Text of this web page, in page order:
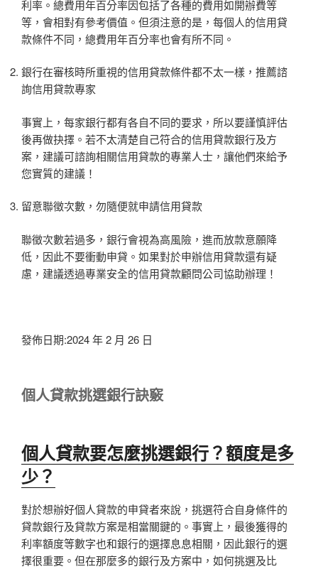
利率。總費用年百分率因包括了各種的費用如開辦費等
等，會相對有參考價值。但須注意的是，每個人的信用貸
款條件不同，總費用年百分率也會有所不同。
銀行在審核時所重視的信用貸款條件都不太一樣，推薦諮
詢信用貸款專家
事實上，每家銀行都有各自不同的要求，所以要謹慎評估
後再做抉擇。若不太清楚自己符合的信用貸款銀行及方
案，建議可諮詢相關信用貸款的專業人士，讓他們來給予
您實質的建議！
留意聯徵次數，勿隨便就申請信用貸款
聯徵次數若過多，銀行會視為高風險，進而放款意願降
低，因此不要衝動申貸。如果對於申辦信用貸款還有疑
慮，建議透過專業安全的信用貸款顧問公司協助辦理！
發佈日期:2024 年 2 月 26 日
個人貸款挑選銀行訣竅
個人貸款要怎麼挑選銀行？額度是多
少？
對於想辦好個人貸款的申貸者來說，挑選符合自身條件的
貸款銀行及貸款方案是相當關鍵的。事實上，最後獲得的
利率額度等數字也和銀行的選擇息息相關，因此銀行的選
擇很重要。但在那麼多的銀行及方案中，如何挑選及比